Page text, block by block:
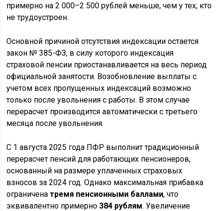
примерно на 2 000–2 500 рублей меньше, чем у тех, кто
не трудоустроен.
Основной причиной отсутствия индексации остается
закон № 385-ФЗ, в силу которого индексация
страховой пенсии приостанавливается на весь период
официальной занятости. Возобновление выплаты с
учетом всех пропущенных индексаций возможно
только после увольнения с работы. В этом случае
перерасчет производится автоматически с третьего
месяца после увольнения.
С 1 августа 2025 года ПФР выполнит традиционный
перерасчет пенсий для работающих пенсионеров,
основанный на размере уплаченных страховых
взносов за 2024 год. Однако максимальная прибавка
ограниченатремя пенсионными баллами, что
эквивалентно примерно384 рублям. Увеличение